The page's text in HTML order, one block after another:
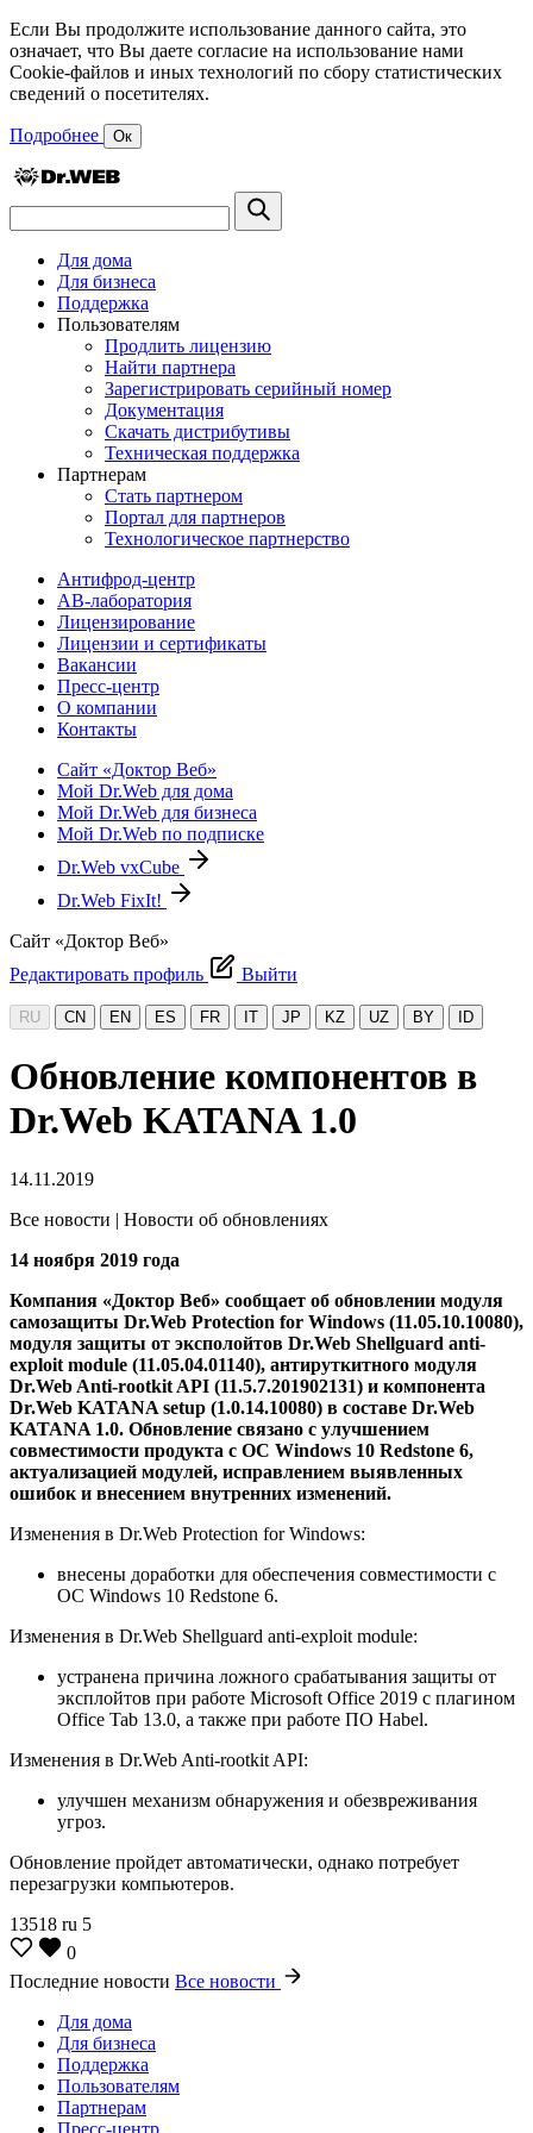
Если Вы продолжите использование данного сайта, это
означает, что Вы даете согласие на использование нами
Cookie-файлов и иных технологий по сбору статистических
сведений о посетителях.
Подробнее Ок
Для дома
Для бизнеса
Поддержка
Пользователям
Продлить лицензию
Найти партнера
Зарегистрировать серийный номер
Документация
Скачать дистрибутивы
Техническая поддержка
Партнерам
Стать партнером
Портал для партнеров
Технологическое партнерство
Антифрод-центр
АВ-лаборатория
Лицензирование
Лицензии и сертификаты
Вакансии
Пресс-центр
О компании
Контакты
Сайт «Доктор Веб»
Мой Dr.Web для дома
Мой Dr.Web для бизнеса
Мой Dr.Web по подписке
Dr.Web vxCube
Dr.Web FixIt!
Сайт «Доктор Веб»
Редактировать профиль
Выйти
RU CN EN ES FR IT JP KZ UZ BY ID
Обновление компонентов в
Dr.Web KATANA 1.0
14.11.2019
Все новости | Новости об обновлениях
14 ноября 2019 года
Компания «Доктор Веб» сообщает об обновлении модуля
самозащиты Dr.Web Protection for Windows (11.05.10.10080),
модуля защиты от эксполойтов Dr.Web Shellguard anti-
exploit module (11.05.04.01140), антируткитного модуля
Dr.Web Anti-rootkit API (11.5.7.201902131) и компонента
Dr.Web KATANA setup (1.0.14.10080) в составе Dr.Web
KATANA 1.0. Обновление связано с улучшением
совместимости продукта с ОС Windows 10 Redstone 6,
актуализацией модулей, исправлением выявленных
ошибок и внесением внутренних изменений.
Изменения в Dr.Web Protection for Windows:
внесены доработки для обеспечения совместимости с
ОС Windows 10 Redstone 6.
Изменения в Dr.Web Shellguard anti-exploit module:
устранена причина ложного срабатывания защиты от
эксплойтов при работе Microsoft Office 2019 с плагином
Office Tab 13.0, а также при работе ПО Habel.
Изменения в Dr.Web Anti-rootkit API:
улучшен механизм обнаружения и обезвреживания
угроз.
Обновление пройдет автоматически, однако потребует
перезагрузки компьютеров.
13518 ru 5
0
Последние новости Все новости
Для дома
Для бизнеса
Поддержка
Пользователям
Партнерам
Пресс-центр